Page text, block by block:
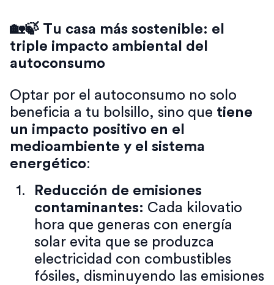
🏡🍃 Tu casa más sostenible: el
triple impacto ambiental del
autoconsumo
Optar por el autoconsumo no solo
beneficia a tu bolsillo, sino que tiene
un impacto positivo en el
medioambiente y el sistema
energético:
Reducción de emisiones
contaminantes: Cada kilovatio
hora que generas con energía
solar evita que se produzca
electricidad con combustibles
fósiles, disminuyendo las emisiones